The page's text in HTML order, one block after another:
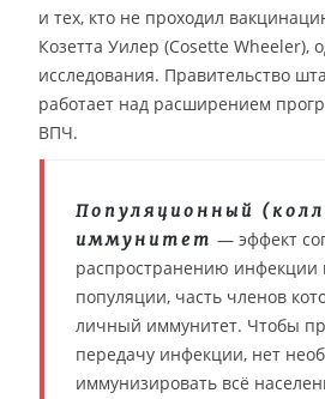
и тех, кто не проходил
Козетта Уилер (Cosette Wheeler),
исследования. Правительство
работает над расширением
ВПЧ.
Популяционный
иммунитет — эффект
распространению инфекции
популяции, часть членов
личный иммунитет. Чтобы
передачу инфекции, нет
иммунизировать всё